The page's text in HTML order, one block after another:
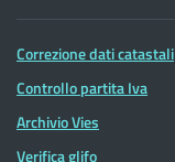
Correzione dati catastali
Controllo partita Iva
Archivio Vies
Verifica glifo